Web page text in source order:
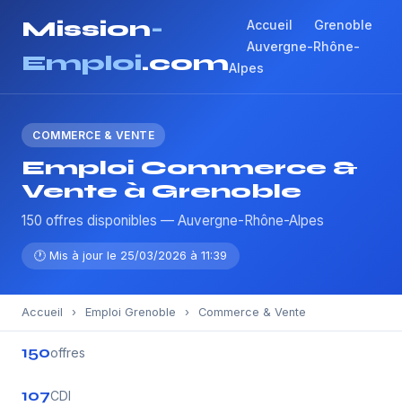
Mission-
Emploi.com
Accueil
Grenoble
Auvergne-Rhône-
Alpes
COMMERCE & VENTE
Emploi Commerce &
Vente à Grenoble
150 offres disponibles — Auvergne-Rhône-Alpes
🕐 Mis à jour le 25/03/2026 à 11:39
Accueil › Emploi Grenoble › Commerce & Vente
150offres
107CDI